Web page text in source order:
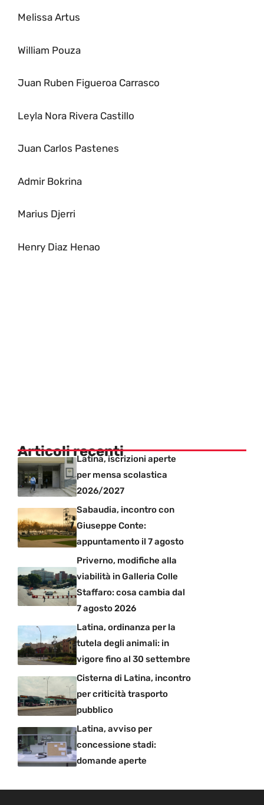
Melissa Artus
William Pouza
Juan Ruben Figueroa Carrasco
Leyla Nora Rivera Castillo
Juan Carlos Pastenes
Admir Bokrina
Marius Djerri
Henry Diaz Henao
Articoli recentiLatina, iscrizioni aperte
per mensa scolastica
2026/2027
Sabaudia, incontro con
Giuseppe Conte:
appuntamento il 7 agosto
Priverno, modifiche alla
viabilità in Galleria Colle
Staffaro: cosa cambia dal
7 agosto 2026
Latina, ordinanza per la
tutela degli animali: in
vigore fino al 30 settembre
Cisterna di Latina, incontro
per criticità trasporto
pubblico
Latina, avviso per
concessione stadi:
domande aperte